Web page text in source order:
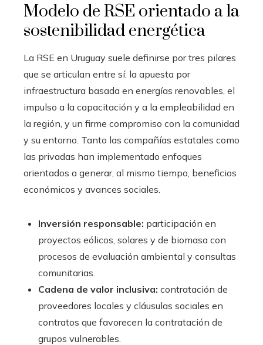
Modelo de RSE orientado a la
sostenibilidad energética
La RSE en Uruguay suele definirse por tres pilares
que se articulan entre sí: la apuesta por
infraestructura basada en energías renovables, el
impulso a la capacitación y a la empleabilidad en
la región, y un firme compromiso con la comunidad
y su entorno. Tanto las compañías estatales como
las privadas han implementado enfoques
orientados a generar, al mismo tiempo, beneficios
económicos y avances sociales.
Inversión responsable: participación en
proyectos eólicos, solares y de biomasa con
procesos de evaluación ambiental y consultas
comunitarias.
Cadena de valor inclusiva: contratación de
proveedores locales y cláusulas sociales en
contratos que favorecen la contratación de
grupos vulnerables.